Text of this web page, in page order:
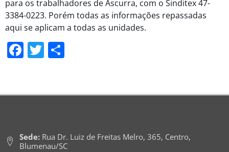
para os trabalhadores de Ascurra, com o Sinditex 47-
3384-0223. Porém todas as informações repassadas
aqui se aplicam a todas as unidades.
Facebook
Twitter
Sede:Rua Dr. Luiz de Freitas Melro, 365, Centro,
Blumenau/SC